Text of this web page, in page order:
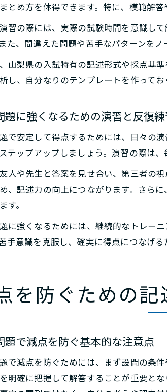
とめ方を体得できます。特に、模範解
習の際には、実際の試験時間を意識し
た、間違えた問題や苦手なパターンを
山梨県の入試特有の記述形式や採点基
し、自分なりのテンプレートを作ってお
題に強くなるための演習と反復練
で安定して得点するためには、日々の
テップアップしましょう。演習の際は
人や先生と答案を見せ合い、第三者の
、記述力の向上につながります。さら
す。
に強くなるためには、継続的なトレー
手意識を克服し、確実に得点につなげ
を防ぐための
題で減点を防ぐ基本的な注意点
で減点を防ぐためには、まず設問の条
明確に把握して解答することが重要と